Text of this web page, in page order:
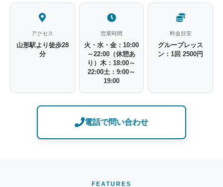
アクセス
山形駅より徒歩28
分
営業時間
火・水・金：10:00
～22:00（休憩あ
り）木：18:00～
22:00土：9:00～
19:00
料金目安
グループレッス
ン：1回 2500円
電話で問い合わせ
FEATURES